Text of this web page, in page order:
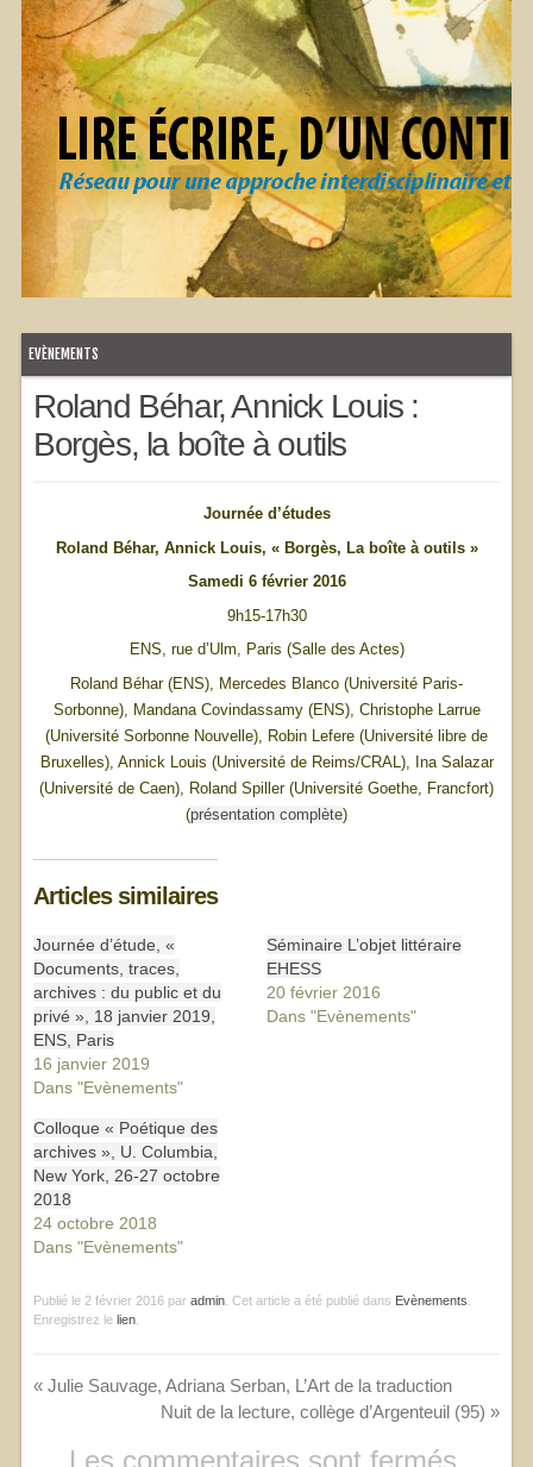
EVÈNEMENTS
Roland Béhar, Annick Louis :
Borgès, la boîte à outils
Journée d’études
Roland Béhar, Annick Louis, « Borgès, La boîte à outils »
Samedi 6 février 2016
9h15-17h30
ENS, rue d’Ulm, Paris (Salle des Actes)
Roland Béhar (ENS), Mercedes Blanco (Université Paris-
Sorbonne), Mandana Covindassamy (ENS), Christophe Larrue
(Université Sorbonne Nouvelle), Robin Lefere (Université libre de
Bruxelles), Annick Louis (Université de Reims/CRAL), Ina Salazar
(Université de Caen), Roland Spiller (Université Goethe, Francfort)
(présentation complète)
Articles similaires
Journée d’étude, «
Documents, traces,
archives : du public et du
privé », 18 janvier 2019,
ENS, Paris
16 janvier 2019
Dans "Evènements"
Séminaire L’objet littéraire
EHESS
20 février 2016
Dans "Evènements"
Colloque « Poétique des
archives », U. Columbia,
New York, 26-27 octobre
2018
24 octobre 2018
Dans "Evènements"
Publié le 2 février 2016 par admin. Cet article a été publié dans Evènements
Enregistrez le lien.
«Julie Sauvage, Adriana Serban, L’Art de la traduction
Nuit de la lecture, collège d’Argenteuil (95)»
Les commentaires sont fermés.